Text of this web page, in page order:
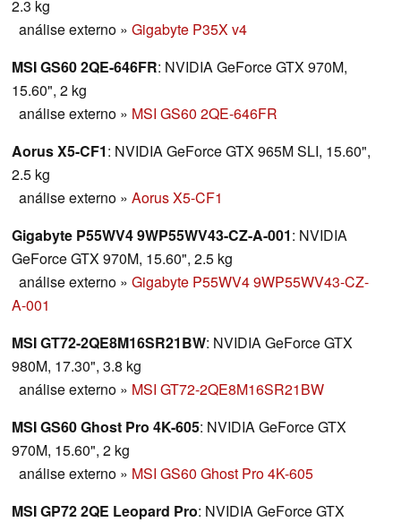
2.3 kg
análise externo » Gigabyte P35X v4
MSI GS60 2QE-646FR: NVIDIA GeForce GTX 970M,
15.60", 2 kg
análise externo » MSI GS60 2QE-646FR
Aorus X5-CF1: NVIDIA GeForce GTX 965M SLI, 15.60",
2.5 kg
análise externo » Aorus X5-CF1
Gigabyte P55WV4 9WP55WV43-CZ-A-001: NVIDIA
GeForce GTX 970M, 15.60", 2.5 kg
análise externo » Gigabyte P55WV4 9WP55WV43-CZ-
A-001
MSI GT72-2QE8M16SR21BW: NVIDIA GeForce GTX
980M, 17.30", 3.8 kg
análise externo » MSI GT72-2QE8M16SR21BW
MSI GS60 Ghost Pro 4K-605: NVIDIA GeForce GTX
970M, 15.60", 2 kg
análise externo » MSI GS60 Ghost Pro 4K-605
MSI GP72 2QE Leopard Pro: NVIDIA GeForce GTX